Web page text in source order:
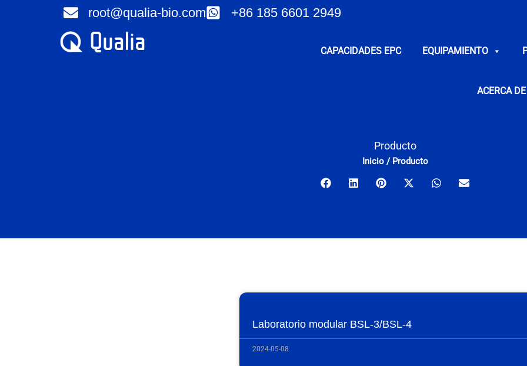
root@qualia-bio.com +86 185 6601 2949
CAPACIDADES EPC EQUIPAMIENTO
ACERCA DE
Producto
Inicio / Producto
Laboratorio modular BSL-3/BSL-4
2024-05-08